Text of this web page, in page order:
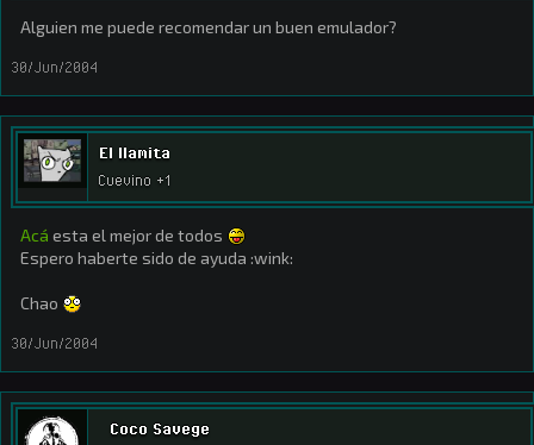
Alguien me puede recomendar un buen emulador?
30/Jun/2004
El llamita
Cuevino +1
Acá esta el mejor de todos
Espero haberte sido de ayuda :wink:
Chao
30/Jun/2004
Coco Savege